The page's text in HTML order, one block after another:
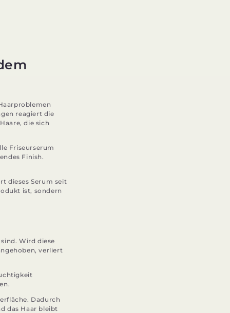
reagiert die
die sich
Friseurserum
Finish.
dieses Serum seit
ist, sondern
Wird diese
verliert
Dadurch
das Haar bleibt